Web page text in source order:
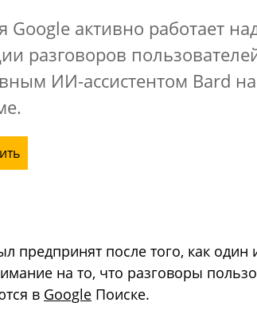
Google активно работает
разговоров
ИИ-ассистентом Bard
предпринят после того, как один
на то, что разговоры
в Google Поиске.